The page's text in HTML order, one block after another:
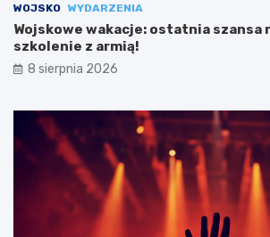
WOJSKO WYDARZENIA
Wojskowe wakacje: ostatnia szansa
szkolenie z armią!
8 sierpnia 2026